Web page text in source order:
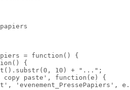
= function() {
{
10) + "...";
paste', function(e) {
'evenement_PressePapiers',